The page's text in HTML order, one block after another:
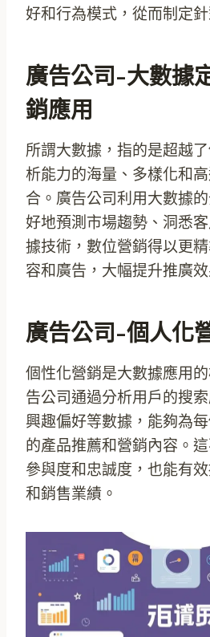
好和行為模式，從而制定
廣告公司-大數據
銷應用
所謂大數據，指的是超越
析能力的海量、多樣化和
合。廣告公司利用大數據
好地預測市場趨勢、洞悉
據技術，數位營銷得以更
容和廣告，大幅提升推廣效
廣告公司-個人化
個性化營銷是大數據應用
告公司通過分析用戶的搜
興趣偏好等數據，能夠為
的產品推薦和營銷內容。
參與度和忠誠度，也能有
和銷售業績。